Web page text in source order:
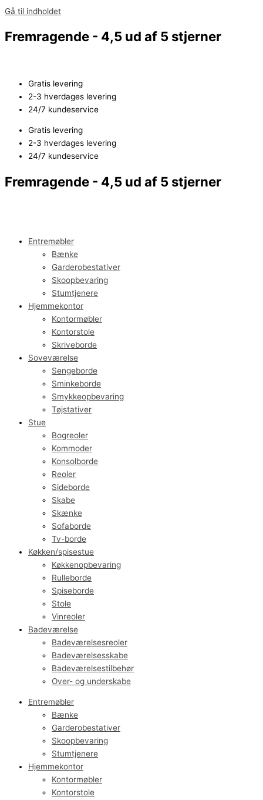
Gå til indholdet
Fremragende - 4,5 ud af 5 stjerner
Gratis levering
2-3 hverdages levering
24/7 kundeservice
Gratis levering
2-3 hverdages levering
24/7 kundeservice
Fremragende - 4,5 ud af 5 stjerner
Entremøbler
Bænke
Garderobestativer
Skoopbevaring
Stumtjenere
Hjemmekontor
Kontormøbler
Kontorstole
Skriveborde
Soveværelse
Sengeborde
Sminkeborde
Smykkeopbevaring
Tøjstativer
Stue
Bogreoler
Kommoder
Konsolborde
Reoler
Sideborde
Skabe
Skænke
Sofaborde
Tv-borde
Køkken/spisestue
Køkkenopbevaring
Rulleborde
Spiseborde
Stole
Vinreoler
Badeværelse
Badeværelsesreoler
Badeværelsesskabe
Badeværelsestilbehør
Over- og underskabe
Entremøbler
Bænke
Garderobestativer
Skoopbevaring
Stumtjenere
Hjemmekontor
Kontormøbler
Kontorstole